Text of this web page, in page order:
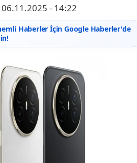
06.11.2025 - 14:22
Haberler İçin Google Haberler'de